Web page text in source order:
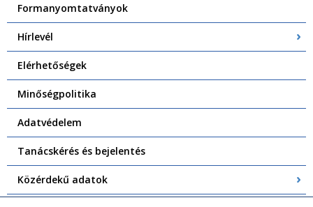
Formanyomtatványok
Hírlevél
Elérhetőségek
Minőségpolitika
Adatvédelem
Tanácskérés és bejelentés
Közérdekű adatok